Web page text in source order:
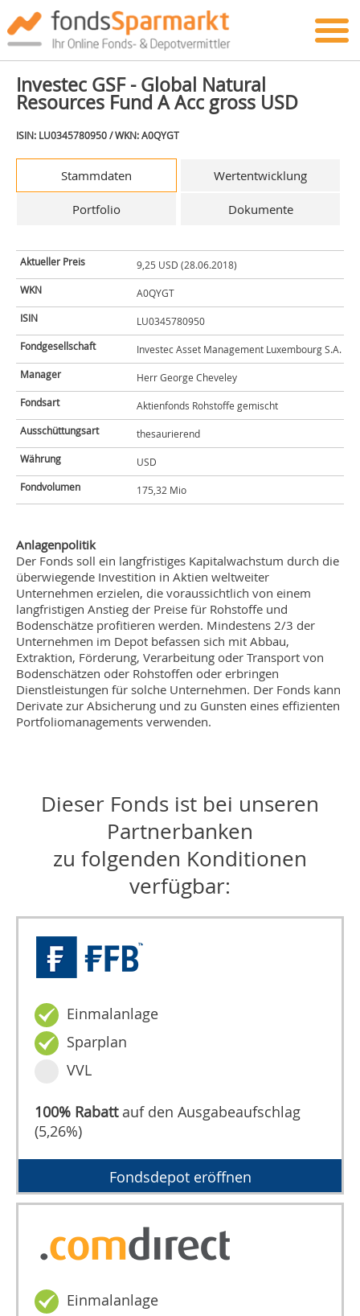
Investec GSF - Global Natural
Resources Fund A Acc gross USD
ISIN: LU0345780950 / WKN: A0QYGT
Stammdaten Wertentwicklung
Portfolio Dokumente
Aktueller Preis
9,25 USD (28.06.2018)
WKN
A0QYGT
ISIN
LU0345780950
Fondgesellschaft
Investec Asset Management Luxembourg S.A.
Manager
Herr George Cheveley
Fondsart
Aktienfonds Rohstoffe gemischt
Ausschüttungsart
thesaurierend
Währung
USD
Fondvolumen
175,32 Mio
Anlagenpolitik
Der Fonds soll ein langfristiges Kapitalwachstum durch die
überwiegende Investition in Aktien weltweiter
Unternehmen erzielen, die voraussichtlich von einem
langfristigen Anstieg der Preise für Rohstoffe und
Bodenschätze profitieren werden. Mindestens 2/3 der
Unternehmen im Depot befassen sich mit Abbau,
Extraktion, Förderung, Verarbeitung oder Transport von
Bodenschätzen oder Rohstoffen oder erbringen
Dienstleistungen für solche Unternehmen. Der Fonds kann
Derivate zur Absicherung und zu Gunsten eines effizienten
Portfoliomanagements verwenden.
Dieser Fonds ist bei unseren
Partnerbanken
zu folgenden Konditionen
verfügbar:
Einmalanlage
Sparplan
VVL
100% Rabattauf den Ausgabeaufschlag
(5,26%)
Fondsdepot eröffnen
Einmalanlage